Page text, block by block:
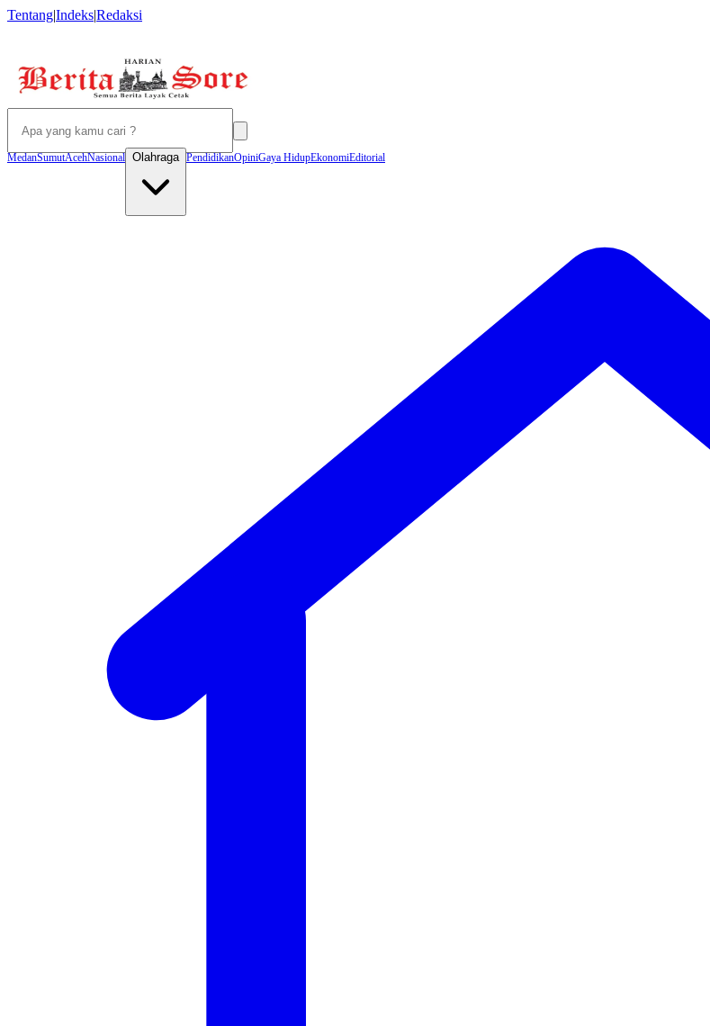
Tentang|Indeks|Redaksi
MedanSumutAcehNasional Olahraga PendidikanOpiniGaya HidupEkonomiEditorial